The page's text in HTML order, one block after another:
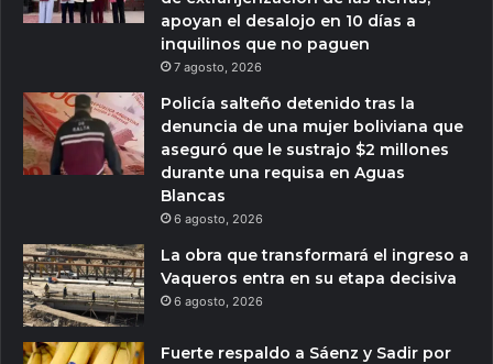
apoyan el desalojo en 10 días a
inquilinos que no paguen
7 agosto, 2026
Policía salteño detenido tras la
denuncia de una mujer boliviana que
aseguró que le sustrajo $2 millones
durante una requisa en Aguas
Blancas
6 agosto, 2026
La obra que transformará el ingreso a
Vaqueros entra en su etapa decisiva
6 agosto, 2026
Fuerte respaldo a Sáenz y Sadir por